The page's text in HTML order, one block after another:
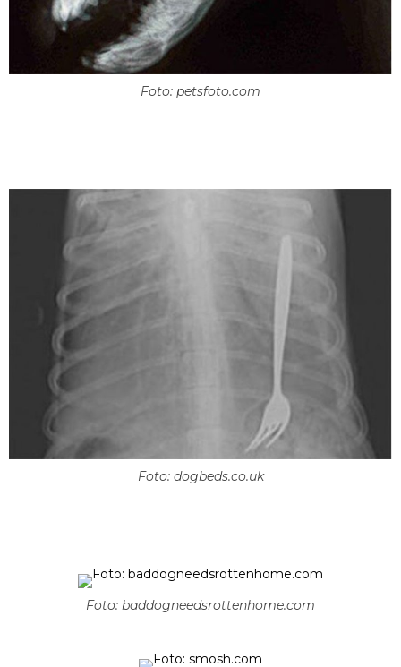
Foto: petsfoto.com
Foto: dogbeds.co.uk
Foto: baddogneedsrottenhome.com